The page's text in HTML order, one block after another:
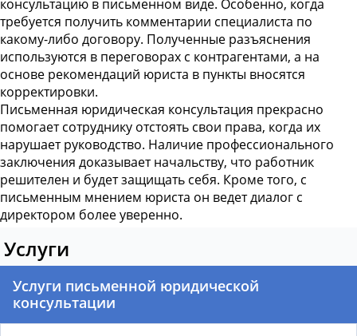
консультацию в письменном виде. Особенно, когда
требуется получить комментарии специалиста по
какому-либо договору. Полученные разъяснения
используются в переговорах с контрагентами, а на
основе рекомендаций юриста в пункты вносятся
корректировки.
Письменная юридическая консультация прекрасно
помогает сотруднику отстоять свои права, когда их
нарушает руководство. Наличие профессионального
заключения доказывает начальству, что работник
решителен и будет защищать себя. Кроме того, с
письменным мнением юриста он ведет диалог с
директором более уверенно.
Услуги
Услуги письменной юридической
консультации